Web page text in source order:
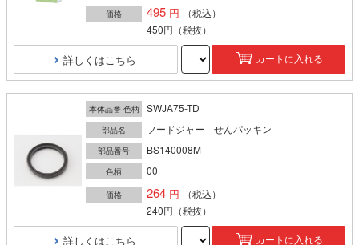
価格 495
（税込）
450円 （税抜）
詳しくはこちら カートに入れる
本体品番-色柄 SWJA75-TD
部品名 フードジャー せんパッキン
部品番号 BS140008M
色柄 00
価格 264
（税込）
240円 （税抜）
詳しくはこちら カートに入れる